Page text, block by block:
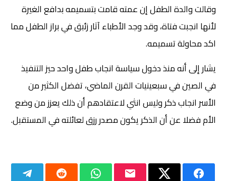
وقالت والدة الطفل إن عمته قامت بتسميمه بدافع الغيرة
لأنها انجبت فتاة، وقد وجد الأطباء آثار زئبق في براز الطفل مما
اكد محاولة تسميمه.
يشار إلى أنه منذ دخول سياسة انجاب طفل واحد حيز التنفيذ
في الصين في سبعينيات القرن الماضي، تفضل الكثير من
الأسر انجاب ذكر وليس انثي لاعتقادهم أن ذلك يعزز من وضع
الأم فضلا عن أن الذكر يكون مصدر رزق لعائلته في المستقبل.